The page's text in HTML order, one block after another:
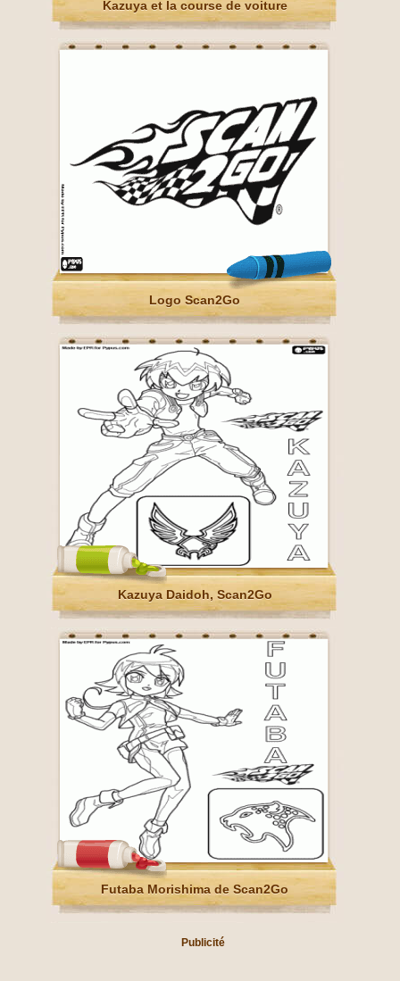
Kazuya et la course de voiture
Logo Scan2Go
Kazuya Daidoh, Scan2Go
Futaba Morishima de Scan2Go
Publicité